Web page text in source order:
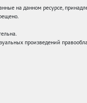
на данном ресурсе,
произведений